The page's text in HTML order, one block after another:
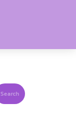
Search